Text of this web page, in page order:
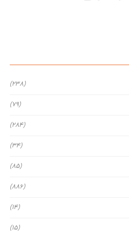
(238)
(79)
(284)
(34)
(85)
(886)
(14)
(15)